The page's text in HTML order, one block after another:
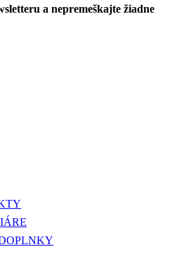
a nepremeškajte žiadne